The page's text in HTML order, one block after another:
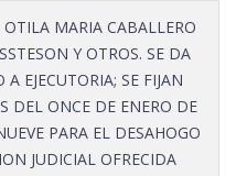
OTILA MARIA CABALLERO
Y OTROS. SE DA
EJECUTORIA; SE FIJAN
DEL ONCE DE ENERO DE
PARA EL DESAHOGO
JUDICIAL OFRECIDA